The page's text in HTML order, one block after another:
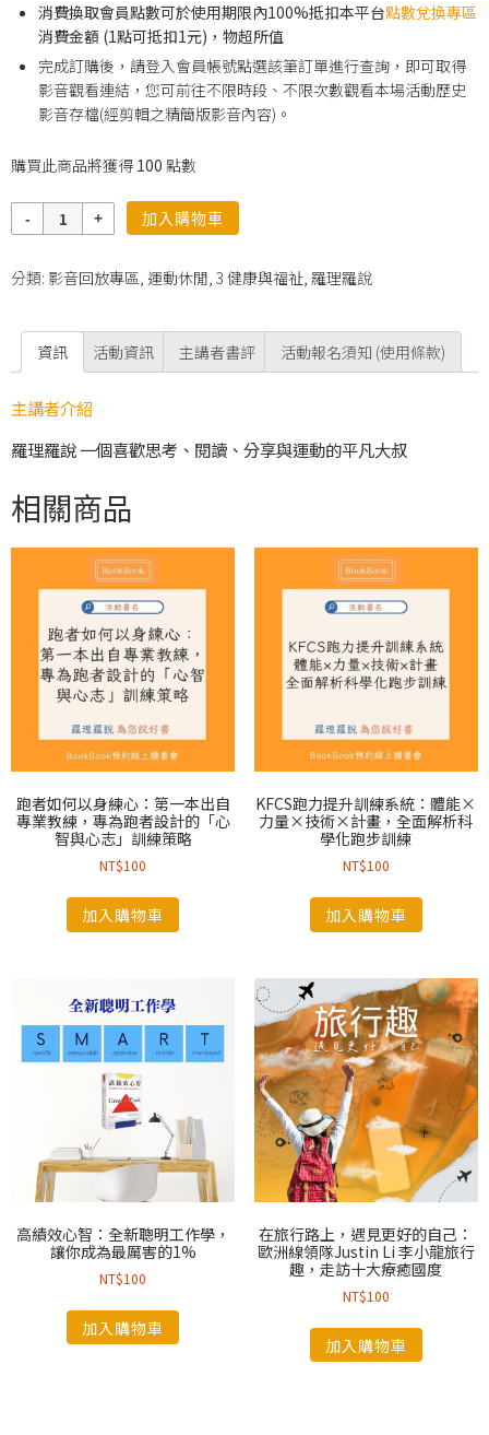
消費換取會員點數可於使用期限內100%抵扣本平台點數兌換專區
消費金額 (1點可抵扣1元)，物超所值
完成訂購後，請登入會員帳號點選該筆訂單進行查詢，即可取得
影音觀看連結，您可前往不限時段、不限次數觀看本場活動歷史
影音存檔(經剪輯之精簡版影音內容)。
購買此商品將獲得 100 點數
量
加入購物車
分類: 影音回放專區, 運動休閒, 3 健康與福祉, 羅理羅說
資訊 活動資訊 主講者書評 活動報名須知 (使用條款)
主講者介紹
羅理羅說 一個喜歡思考、閱讀、分享與運動的平凡大叔
相關商品
跑者如何以身練心：第一本出自
專業教練，專為跑者設計的「心
智與心志」訓練策略
NT$100
加入購物車
KFCS跑力提升訓練系統：體能×
力量×技術×計畫，全面解析科
學化跑步訓練
NT$100
加入購物車
高績效心智：全新聰明工作學，
讓你成為最厲害的1%
NT$100
加入購物車
在旅行路上，遇見更好的自己：
歐洲線領隊Justin Li 李小龍旅行
趣，走訪十大療癒國度
NT$100
加入購物車